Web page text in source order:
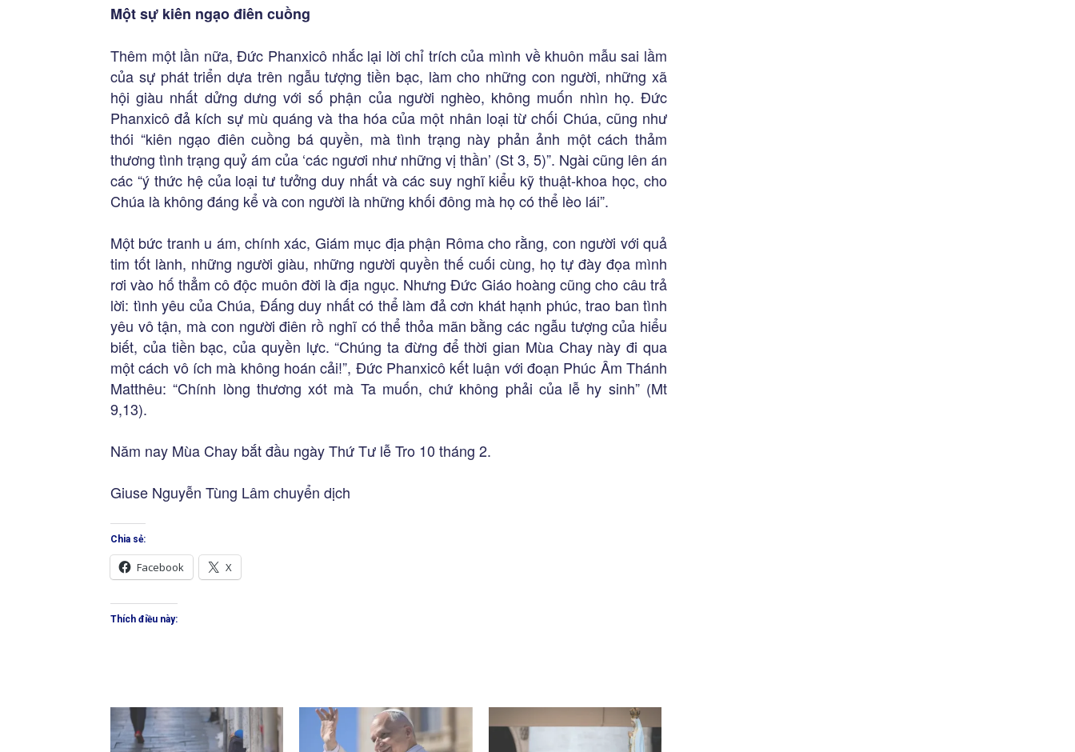
Một sự kiên ngạo điên cuồng
Thêm một lần nữa, Đức Phanxicô nhắc lại lời chỉ trích của mình về khuôn mẫu sai lầm
của sự phát triển dựa trên ngẫu tượng tiền bạc, làm cho những con người, những xã
hội giàu nhất dửng dưng với số phận của người nghèo, không muốn nhìn họ. Đức
Phanxicô đả kích sự mù quáng và tha hóa của một nhân loại từ chối Chúa, cũng như
thói “kiên ngạo điên cuồng bá quyền, mà tình trạng này phản ảnh một cách thảm
thương tình trạng quỷ ám của ‘các ngươi như những vị thần’ (St 3, 5)”. Ngài cũng lên án
các “ý thức hệ của loại tư tưởng duy nhất và các suy nghĩ kiểu kỹ thuật-khoa học, cho
Chúa là không đáng kể và con người là những khối đông mà họ có thể lèo lái”.
Một bức tranh u ám, chính xác, Giám mục địa phận Rôma cho rằng, con người với quả
tim tốt lành, những người giàu, những người quyền thế cuối cùng, họ tự đày đọa mình
rơi vào hố thẳm cô độc muôn đời là địa ngục. Nhưng Đức Giáo hoàng cũng cho câu trả
lời: tình yêu của Chúa, Đấng duy nhất có thể làm đả cơn khát hạnh phúc, trao ban tình
yêu vô tận, mà con người điên rồ nghĩ có thể thỏa mãn bằng các ngẫu tượng của hiểu
biết, của tiền bạc, của quyền lực. “Chúng ta đừng để thời gian Mùa Chay này đi qua
một cách vô ích mà không hoán cải!”, Đức Phanxicô kết luận với đoạn Phúc Âm Thánh
Matthêu: “Chính lòng thương xót mà Ta muốn, chứ không phải của lễ hy sinh” (Mt
9,13).
Năm nay Mùa Chay bắt đầu ngày Thứ Tư lễ Tro 10 tháng 2.
Giuse Nguyễn Tùng Lâm chuyển dịch
Chia sẻ:
Facebook X
Thích điều này: